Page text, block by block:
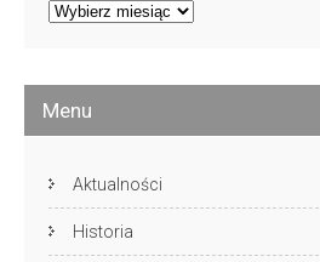
Artykuły
Menu
Aktualności
Historia